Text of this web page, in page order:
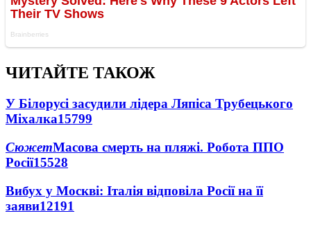
ЧИТАЙТЕ ТАКОЖ
У Білорусі засудили лідера Ляпіса Трубецького
Міхалка15799
СюжетМасова смерть на пляжі. Робота ППО
Росії15528
Вибух у Москві: Італія відповіла Росії на її
заяви12191